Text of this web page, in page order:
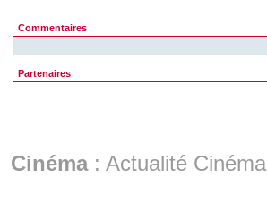
Commentaires
Partenaires
Cinéma: Actualité Cinéma